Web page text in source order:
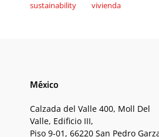
sustainability
vivienda
México
Calzada del Valle 400, Moll Del
Valle, Edificio III,
Piso 9-01, 66220 San Pedro